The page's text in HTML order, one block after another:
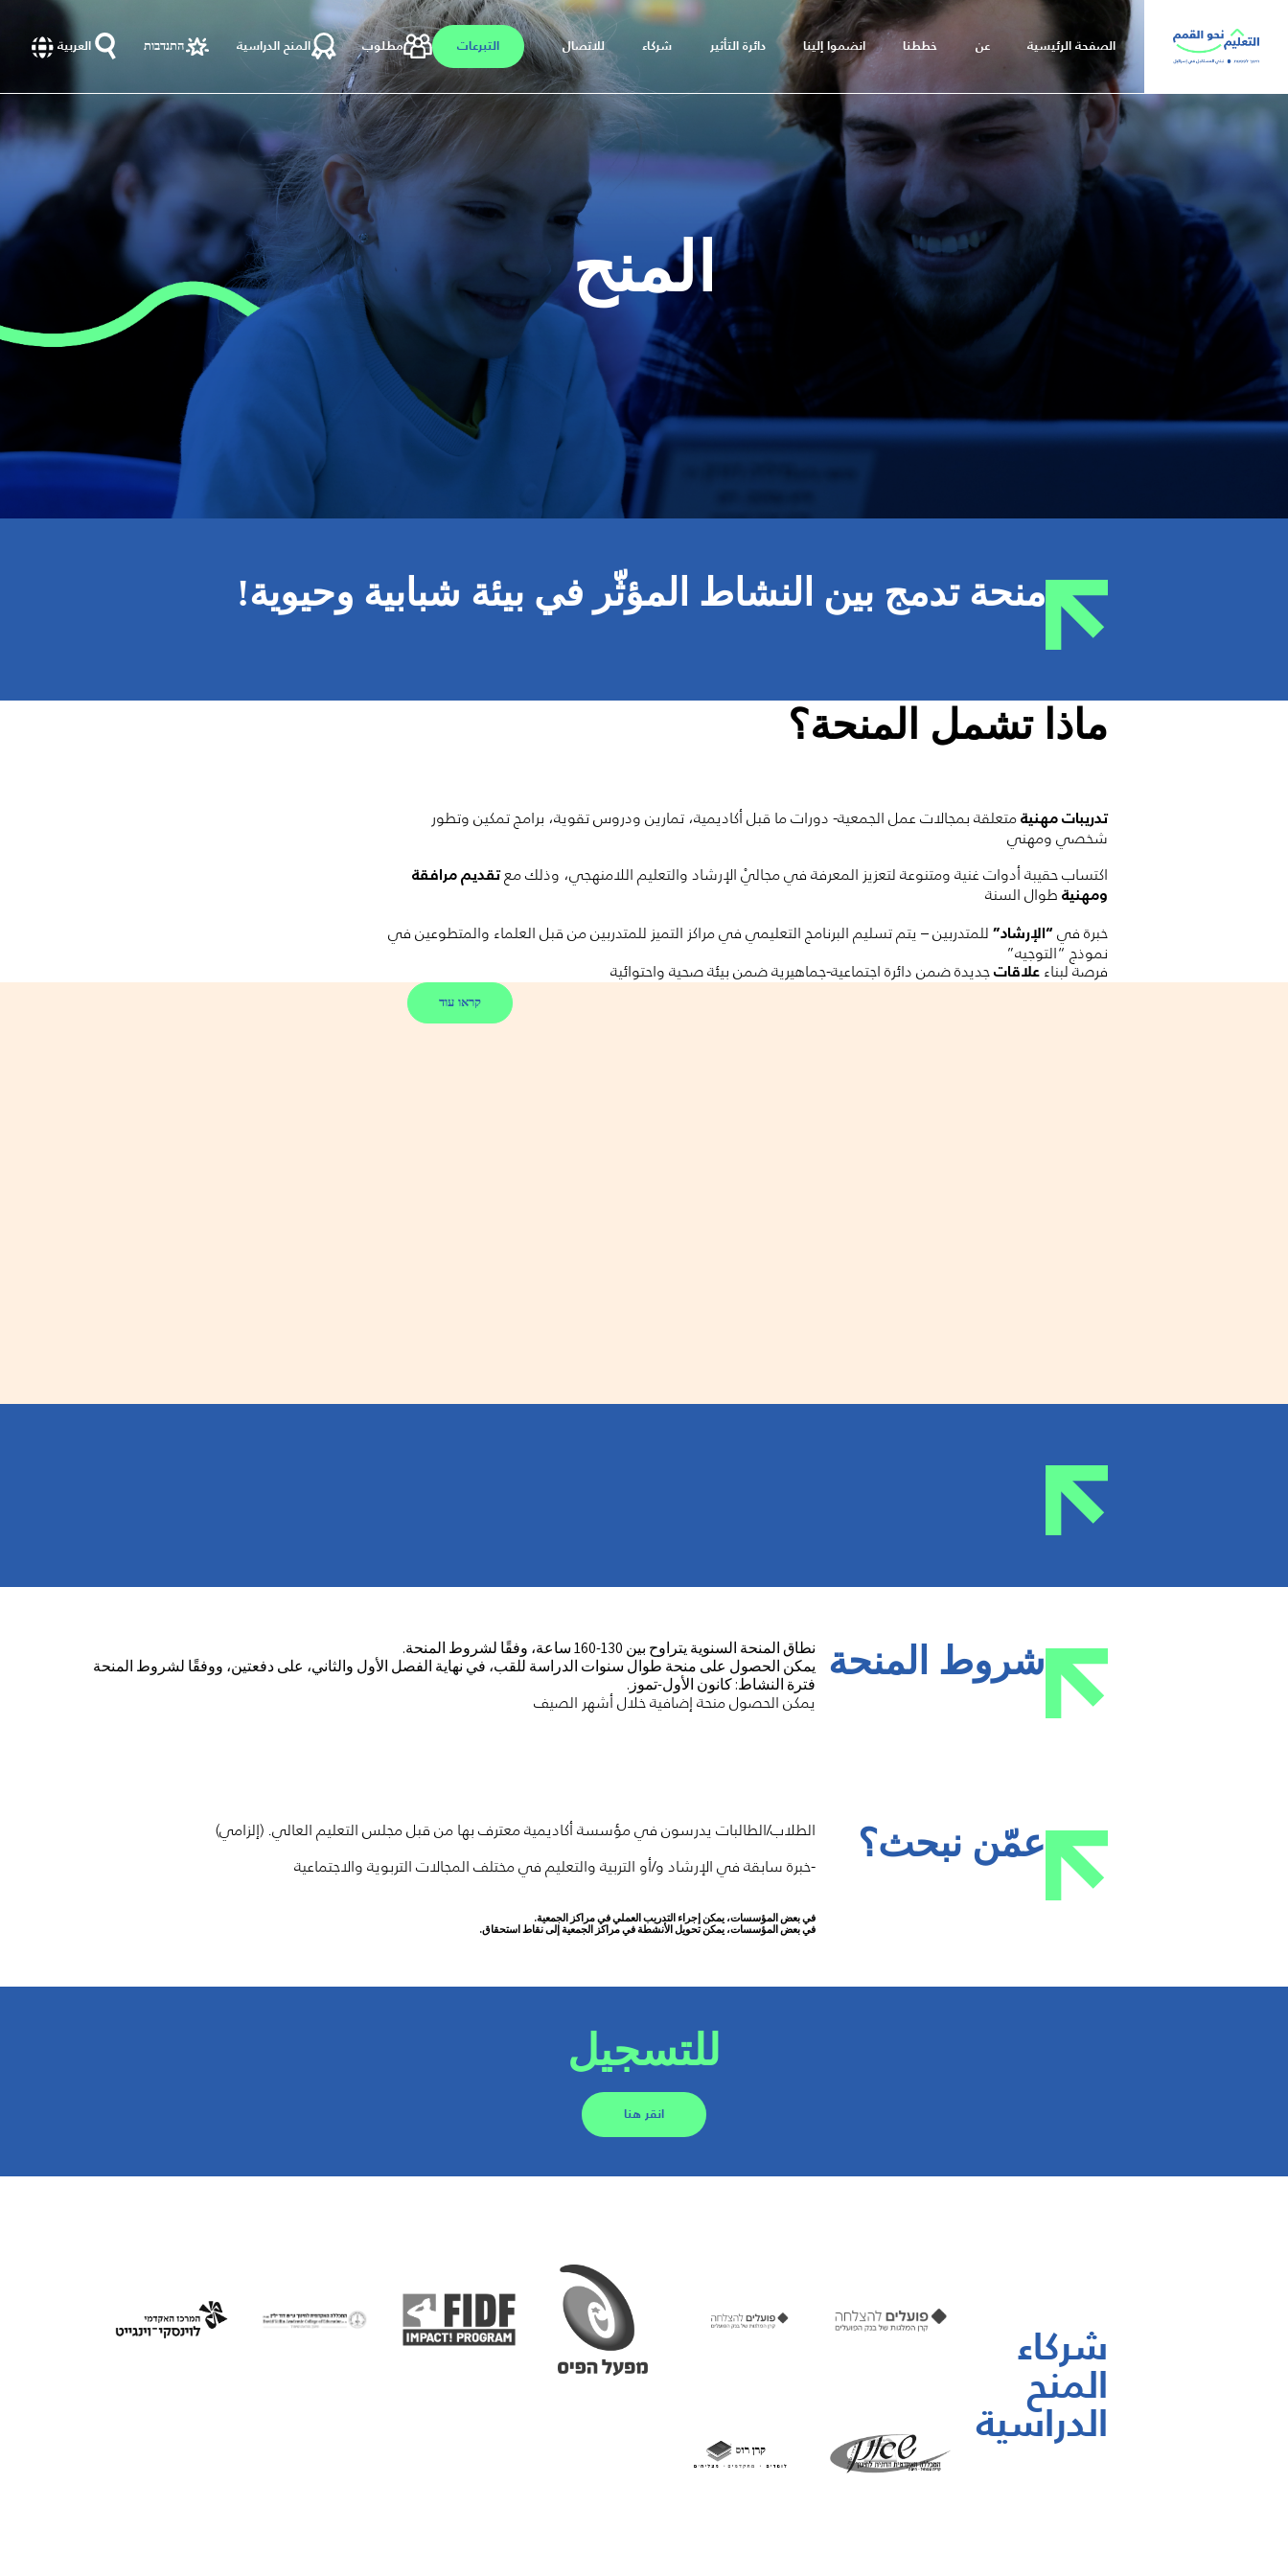
בְּאֲתָר
לִנְגִישׁוּת
הָאֲתָר.
Control-
F11
לְהַתְאָמַת
הָאֲתָר
לְעִוְורִים
הַמִּשְׁתַּמְּשִׁים
בְּתוֹכְנַת
F10
الصفحة الرئيسية عن خططنا انضموا إلينا دائرة التأثير شركاء للاتصال التبرعات مطلوب المنح الدراسية התנדבות العربية
المنح
منحة تدمج بين النشاط المؤثّر في بيئة شبابية وحيوية!
ماذا تشمل المنحة؟
تدريبات مهنية متعلقة بمجالات عمل الجمعية- دورات ما قبل أكاديمية، تمارين ودروس تقوية، برامج تمكين وتطور
شخصي ومهني
اكتساب حقيبة أدوات غنية ومتنوعة لتعزيز المعرفة في مجاليْ الإرشاد والتعليم اللامنهجي، وذلك معتقديم مرافقة
ومهنية طوال السنة
خبرة في “الإرشاد” للمتدربين – يتم تسليم البرنامج التعليمي في مراكز التميز للمتدربين من قبل العلماء والمتطوعين في
نموذج “التوجيه”
فرصة لبناءعلاقات جديدة ضمن دائرة اجتماعية-جماهيرية ضمن بيئة صحية واحتوائية
קראו עוד
شروط المنحة
نطاق المنحة السنوية يتراوح بين 130-160 ساعة، وفقًا لشروط المنحة.
يمكن الحصول على منحة طوال سنوات الدراسة للقب، في نهاية الفصل الأول والثاني، على دفعتين، ووفقًا لشروط المنحة
فترة النشاط: كانون الأول-تموز.
يمكن الحصول منحة إضافية خلال أشهر الصيف
عمّن نبحث؟
الطلاب/الطالبات يدرسون في مؤسسة أكاديمية معترف بها من قبل مجلس التعليم العالي. (إلزامي)
-خبرة سابقة في الإرشاد و/أو التربية والتعليم في مختلف المجالات التربوية والاجتماعية
في بعض المؤسسات، يمكن إجراء التدريب العملي في مراكز الجمعية.
في بعض المؤسسات، يمكن تحويل الأنشطة في مراكز الجمعية إلى نقاط استحقاق.
للتسجيل
انقر هنا
شركاء
المنح
الدراسية